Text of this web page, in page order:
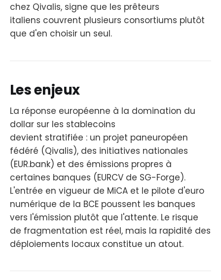
chez Qivalis, signe que les prêteurs
italiens couvrent plusieurs consortiums plutôt
que d'en choisir un seul.
Les enjeux
La réponse européenne à la domination du
dollar sur les stablecoins
devient stratifiée : un projet paneuropéen
fédéré (Qivalis), des initiatives nationales
(EUR.bank) et des émissions propres à
certaines banques (EURCV de SG-Forge).
L'entrée en vigueur de MiCA et le pilote d'euro
numérique de la BCE poussent les banques
vers l'émission plutôt que l'attente. Le risque
de fragmentation est réel, mais la rapidité des
déploiements locaux constitue un atout.